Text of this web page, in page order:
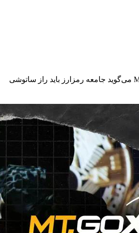
مدیرعامل سابق Mt. Gox می‌گوید جامعه رمزارز باید راز ساتوشی